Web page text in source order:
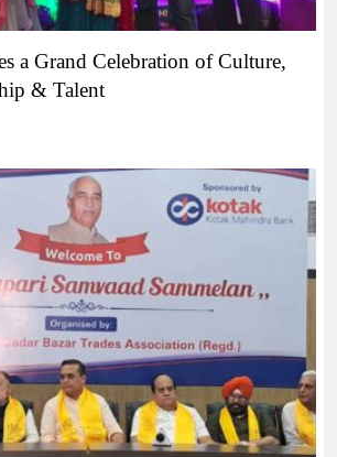
a Grand Celebration of Culture,
& Talent